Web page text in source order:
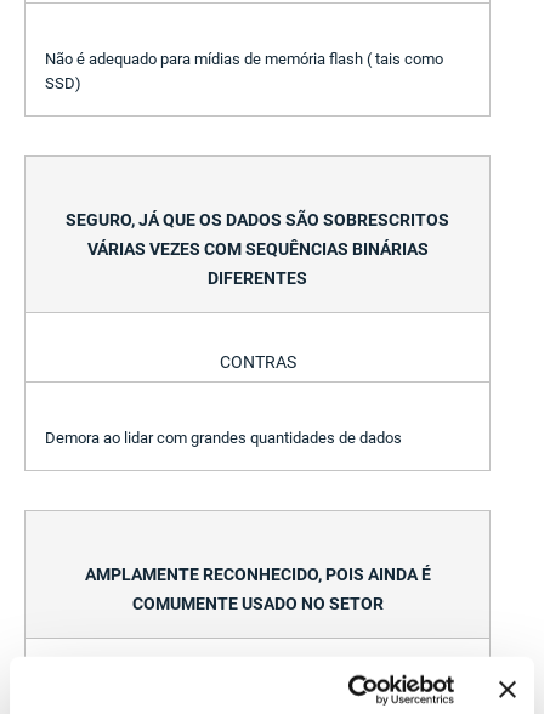
Não é adequado para mídias de memória flash ( tais como
SSD)
SEGURO, JÁ QUE OS DADOS SÃO SOBRESCRITOS
VÁRIAS VEZES COM SEQUÊNCIAS BINÁRIAS
DIFERENTES
CONTRAS
Demora ao lidar com grandes quantidades de dados
AMPLAMENTE RECONHECIDO, POIS AINDA É
COMUMENTE USADO NO SETOR